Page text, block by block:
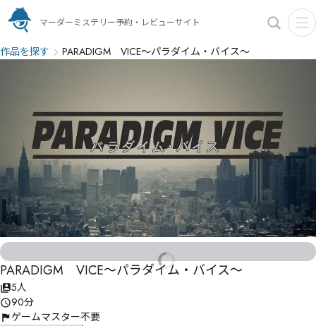
マーダーミステリー予約・レビューサイト
作品を探す PARADIGM VICE～パラダイム・バイス～
PARADIGM VICE～パラダイム・バイス～
5人
90分
ゲームマスター不要